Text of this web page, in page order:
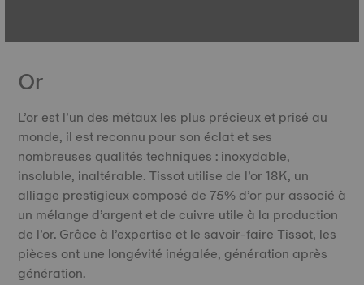
Or
L’or est l’un des métaux les plus précieux et prisé au
monde, il est reconnu pour son éclat et ses
nombreuses qualités techniques : inoxydable,
insoluble, inaltérable. Tissot utilise de l’or 18K, un
alliage prestigieux composé de 75% d’or pur associé à
un mélange d’argent et de cuivre utile à la production
de l’or. Grâce à l’expertise et le savoir-faire Tissot, les
pièces ont une longévité inégalée, génération après
génération.